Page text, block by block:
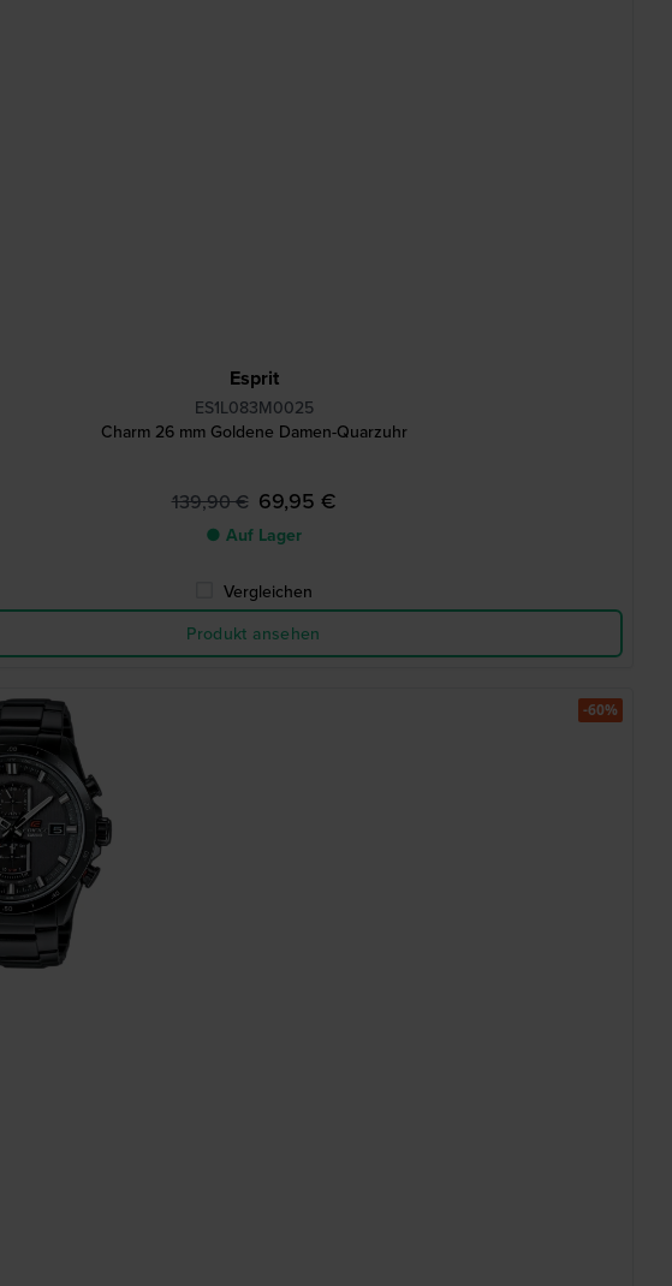
Esprit
ES1L083M0025
Charm 26 mm Goldene Damen-Quarzuhr
139,90 € 69,95 €
● Auf Lager
Vergleichen
Produkt ansehen
-60%